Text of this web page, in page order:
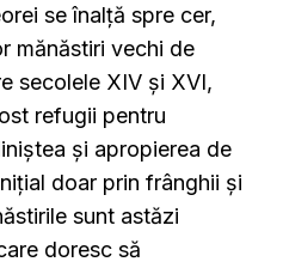
se înalță spre cer,
mănăstiri vechi de
secolele XIV și XVI,
refugii pentru
și apropierea de
doar prin frânghii și
sunt astăzi
doresc să